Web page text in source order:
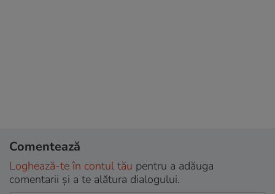
Comentează
Loghează-te în contul tău pentru a adăuga
comentarii și a te alătura dialogului.